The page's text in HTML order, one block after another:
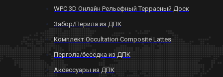
WPC 3D Онлайн Рельефный Террасный Доск
Забор/Перила из ДПК
Комплект Occultation Composite Lattes
Пергола/беседка из ДПК
Аксессуары из ДПК